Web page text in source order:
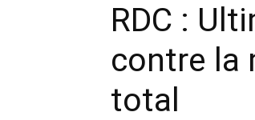
RDC :
contre la
total